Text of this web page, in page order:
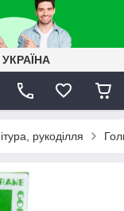
рукоділля